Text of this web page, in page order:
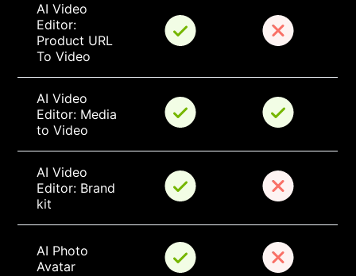
AI Video
Editor:
Product URL
To Video
AI Video
Editor: Media
to Video
AI Video
Editor: Brand
kit
AI Photo
Avatar